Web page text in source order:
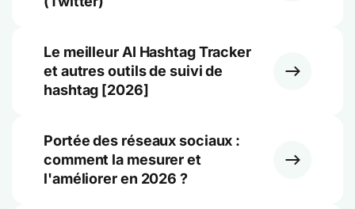
Le meilleur AI Hashtag Tracker
et autres outils de suivi de
hashtag [2026]
Portée des réseaux sociaux :
comment la mesurer et
l'améliorer en 2026 ?